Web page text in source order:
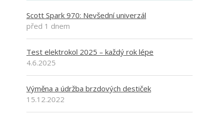
Scott Spark 970: Nevšední univerzál
před 1 dnem
Test elektrokol 2025 – každý rok lépe
4.6.2025
Výměna a údržba brzdových destiček
15.12.2022